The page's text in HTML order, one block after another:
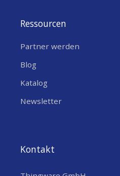
Ressourcen
Partner werden
Blog
Katalog
Newsletter
Kontakt